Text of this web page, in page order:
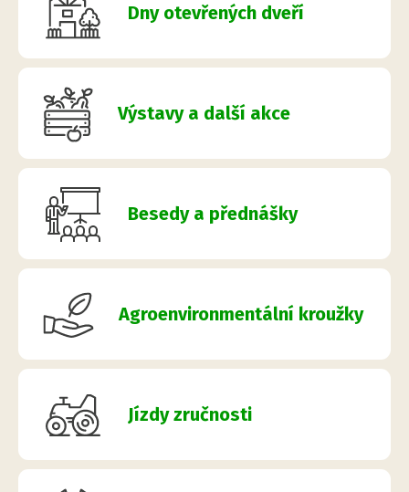
Dny otevřených dveří
Výstavy a další akce
Besedy a přednášky
Agroenvironmentální kroužky
Jízdy zručnosti